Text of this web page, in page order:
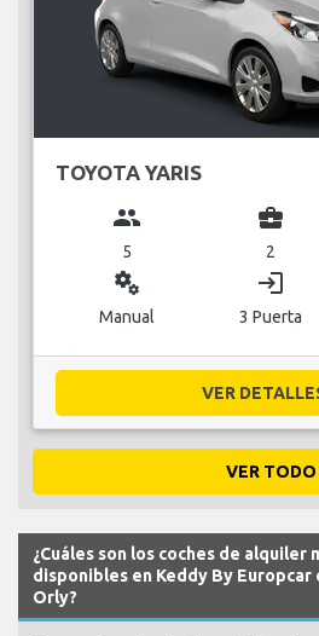
TOYOTA YARIS
group
5
business_center
2
miscellaneous_services
Manual
login
3 Puerta
VER
VER TODO
¿Cuáles son los coches de alquiler
disponibles en Keddy By
Orly?